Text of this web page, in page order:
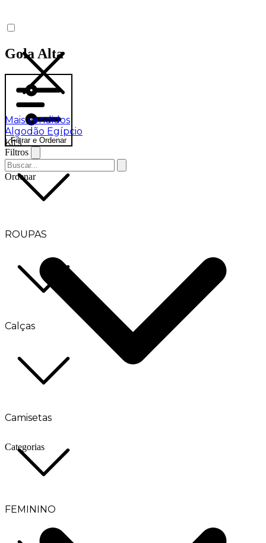
Mais vendidos
Algodão Egípcio
Kits
ROUPAS
Calças
Camisetas
FEMININO
Gola Alta
Filtrar e Ordenar
Filtros
Ordenar
Categorias